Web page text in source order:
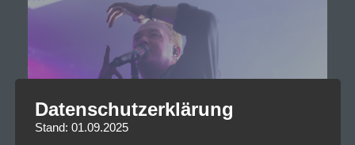
Datenschutzerklärung
Stand: 01.09.2025